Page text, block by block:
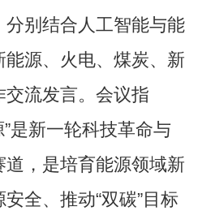
别结合人工智能与能
源、火电、煤炭、新
流发言。会议指
是新一轮科技革命与
，是培育能源领域新
全、推动“双碳”目标